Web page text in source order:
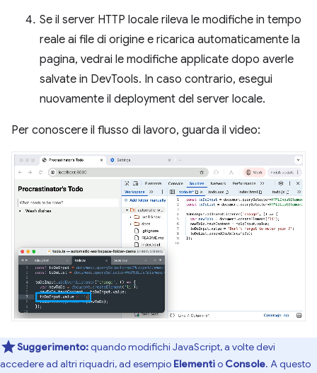
Se il server HTTP locale rileva le modifiche in tempo
reale ai file di origine e ricarica automaticamente la
pagina, vedrai le modifiche applicate dopo averle
salvate in DevTools. In caso contrario, esegui
nuovamente il deployment del server locale.
Per conoscere il flusso di lavoro, guarda il video:
Suggerimento:quando modifichi JavaScript, a volte devi
accedere ad altri riquadri, ad esempio Elementio Console. A questo